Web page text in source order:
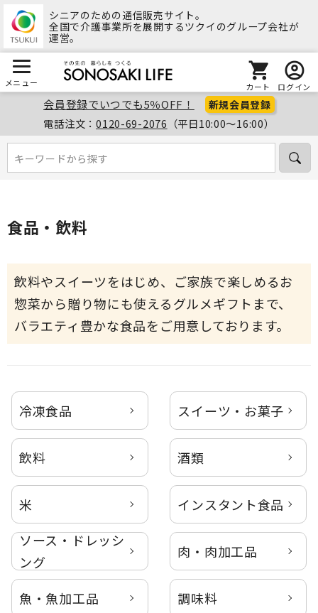
シニアのための通信販売サイト。
全国で介護事業所を展開するツクイのグループ会社が
運営。
メニュー カート ログイン
会員登録でいつでも5％OFF！ 新規会員登録
電話注文：0120-69-2076 （平日10:00～16:00）
キーワードから探す
キーワードから探す
食品・飲料
飲料やスイーツをはじめ、ご家族で楽しめるお
惣菜から贈り物にも使えるグルメギフトまで、
バラエティ豊かな食品をご用意しております。
冷凍食品 スイーツ・お菓子
飲料 酒類
米
インスタント食品
ソース・ドレッシ
ング
肉・肉加工品
魚・魚加工品 調味料